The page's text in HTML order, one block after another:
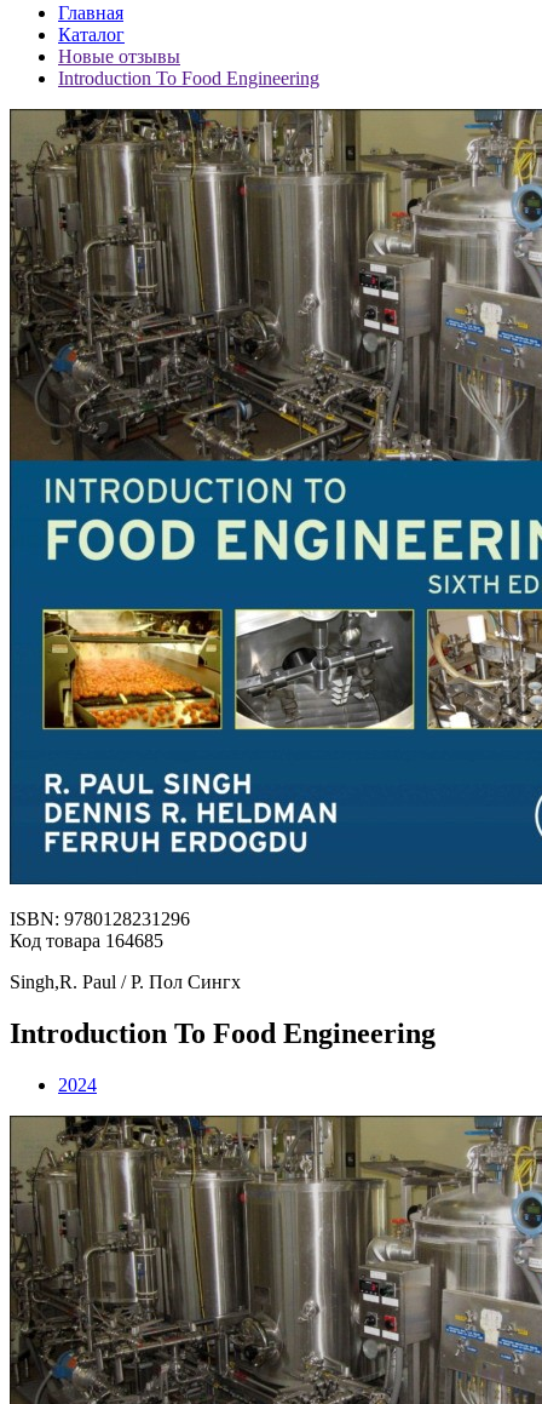
Главная
Каталог
Новые отзывы
Introduction To Food Engineering
ISBN: 9780128231296
Код товара 164685
Singh,R. Paul / Р. Пол Сингх
Introduction To Food Engineering
2024